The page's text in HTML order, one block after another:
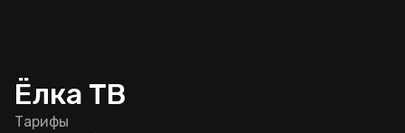
Ёлка ТВ
Тарифы